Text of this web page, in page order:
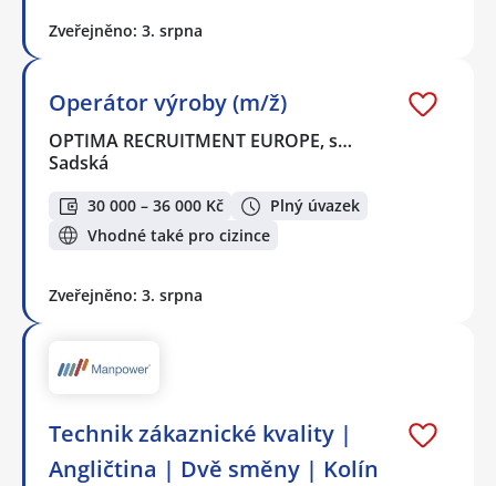
Zveřejněno: 3. srpna
Operátor výroby (m/ž)
OPTIMA RECRUITMENT EUROPE, s…
Sadská
30 000 – 36 000 Kč
Plný úvazek
Vhodné také pro cizince
Zveřejněno: 3. srpna
Technik zákaznické kvality |
Angličtina | Dvě směny | Kolín